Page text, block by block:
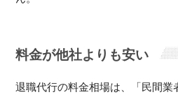
料金が他社よりも安い
退職代行の料金相場は、「民間業